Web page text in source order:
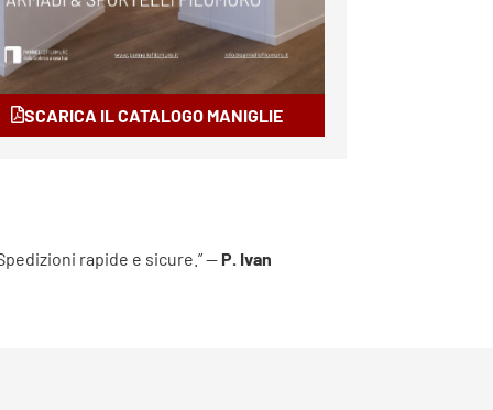
SCARICA IL CATALOGO MANIGLIE
rapide e sicure.” — P. Ivan